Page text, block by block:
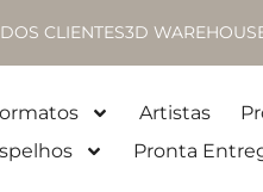
CLIENTES3D
Artistas
Pronta